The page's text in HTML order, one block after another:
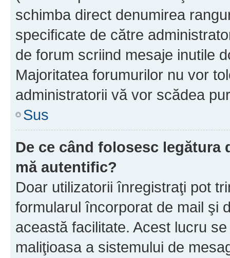
schimba direct denumirea
specificate de către
de forum scriind mesaje inutile
Majoritatea forumurilor nu vor
administratorii vă vor scădea
Sus
De ce când folosesc
mă autentific?
Doar utilizatorii înregistraţi pot
formularul încorporat de mail şi
această facilitate. Acest lucru
maliţioasa a sistemului de